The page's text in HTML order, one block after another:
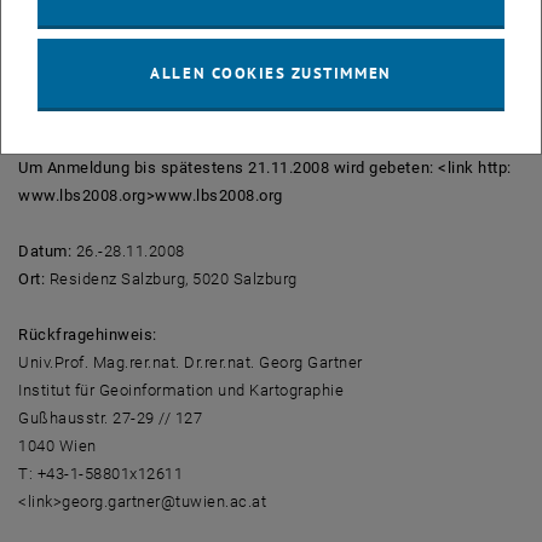
Salzburg Research Forschungsgesellschaft gemeinsam mit dem
Geodäsie und Geophysik der Technischen Universität Wien
veranstaltet.
Um Anmeldung bis spätestens 21.11.2008 wird gebeten: <link http:
www.lbs2008.org>www.lbs2008.org
Datum: 26.-28.11.2008
Ort: Residenz Salzburg, 5020 Salzburg
Rückfragehinweis:
Univ.Prof. Mag.rer.nat. Dr.rer.nat. Georg Gartner
Institut für Geoinformation und Kartographie
Gußhausstr. 27-29 // 127
1040 Wien
T: +43-1-58801x12611
<link>georg.gartner@tuwien.ac.at
ALLEN COOKIES ZUSTIMMEN